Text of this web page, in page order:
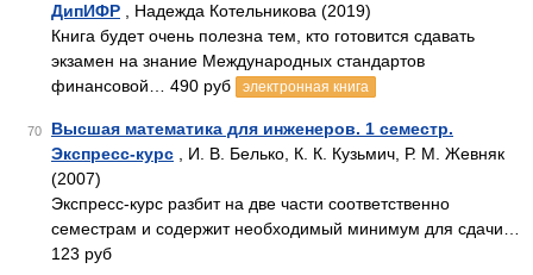
ДипИФР , Надежда Котельникова (2019)
Книга будет очень полезна тем, кто готовится сдавать
экзамен на знание Международных стандартов
финансовой… 490 руб
электронная книга
70
Высшая математика для инженеров. 1 семестр.
Экспресс-курс , И. В. Белько, К. К. Кузьмич, Р. М. Жевняк
(2007)
Экспресс-курс разбит на две части соответственно
семестрам и содержит необходимый минимум для сдачи…
123 руб